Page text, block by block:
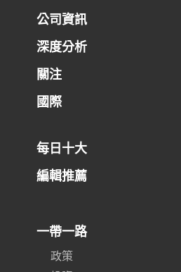
公司資訊
深度分析
關注
國際
每日十大
編輯推薦
一帶一路
政策